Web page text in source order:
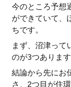
今のところ予想
ができていて、
ちです。
まず、沼津って
のが3つあります
結論から先にお
さ、2つ目が住